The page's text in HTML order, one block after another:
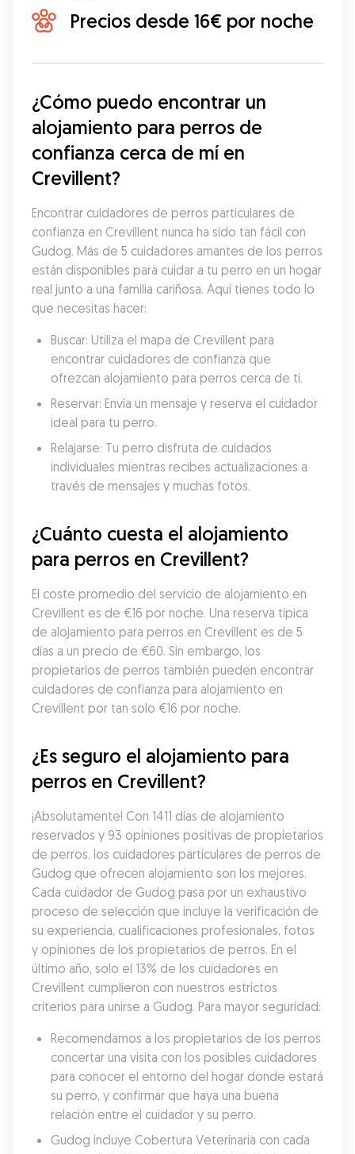
Precios desde 16€ por noche
¿Cómo puedo encontrar un
alojamiento para perros de
confianza cerca de mí en
Crevillent?
Encontrar cuidadores de perros particulares de
confianza en Crevillent nunca ha sido tan fácil con
Gudog. Más de 5 cuidadores amantes de los perros
están disponibles para cuidar a tu perro en un hogar
real junto a una familia cariñosa. Aquí tienes todo lo
que necesitas hacer:
Buscar: Utiliza el mapa de Crevillent para
encontrar cuidadores de confianza que
ofrezcan alojamiento para perros cerca de ti.
Reservar: Envía un mensaje y reserva el cuidador
ideal para tu perro.
Relajarse: Tu perro disfruta de cuidados
individuales mientras recibes actualizaciones a
través de mensajes y muchas fotos.
¿Cuánto cuesta el alojamiento
para perros en Crevillent?
El coste promedio del servicio de alojamiento en
Crevillent es de €16 por noche. Una reserva típica
de alojamiento para perros en Crevillent es de 5
días a un precio de €60. Sin embargo, los
propietarios de perros también pueden encontrar
cuidadores de confianza para alojamiento en
Crevillent por tan solo €16 por noche.
¿Es seguro el alojamiento para
perros en Crevillent?
¡Absolutamente! Con 1411 días de alojamiento
reservados y 93 opiniones positivas de propietarios
de perros, los cuidadores particulares de perros de
Gudog que ofrecen alojamiento son los mejores.
Cada cuidador de Gudog pasa por un exhaustivo
proceso de selección que incluye la verificación de
su experiencia, cualificaciones profesionales, fotos
y opiniones de los propietarios de perros. En el
último año, solo el 13% de los cuidadores en
Crevillent cumplieron con nuestros estrictos
criterios para unirse a Gudog. Para mayor seguridad:
Recomendamos a los propietarios de los perros
concertar una visita con los posibles cuidadores
para conocer el entorno del hogar donde estará
su perro, y confirmar que haya una buena
relación entre el cuidador y su perro.
Gudog incluye Cobertura Veterinaria con cada